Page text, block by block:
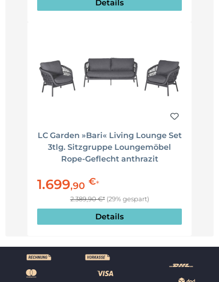
Details
LC Garden »Bari« Living Lounge Set
3tlg. Sitzgruppe Loungemöbel
Rope-Geflecht anthrazit
1.699,90 €*
2.389,90 €* (29% gespart)
Details